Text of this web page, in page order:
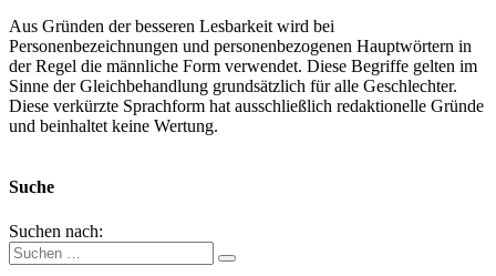
Aus Gründen der besseren Lesbarkeit wird bei
Personenbezeichnungen und personenbezogenen Hauptwörtern in
der Regel die männliche Form verwendet. Diese Begriffe gelten im
Sinne der Gleichbehandlung grundsätzlich für alle Geschlechter.
Diese verkürzte Sprachform hat ausschließlich redaktionelle Gründe
und beinhaltet keine Wertung.
Suche
Suchen nach: